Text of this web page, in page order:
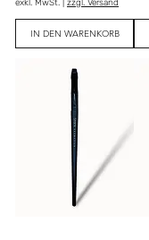
exkl. MwSt. zzgl. Versand
IN DEN WARENKORB